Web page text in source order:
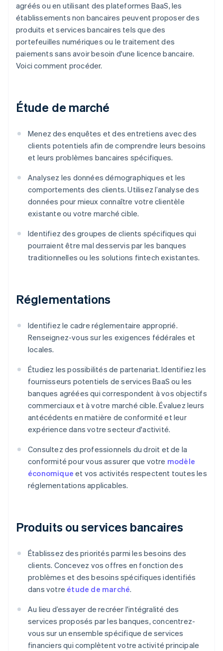
agréés ou en utilisant des plateformes BaaS, les
établissements non bancaires peuvent proposer des
produits et services bancaires tels que des
portefeuilles numériques ou le traitement des
paiements sans avoir besoin d'une licence bancaire.
Voici comment procéder.
Étude de marché
Menez des enquêtes et des entretiens avec des
clients potentiels afin de comprendre leurs besoins
et leurs problèmes bancaires spécifiques.
Analysez les données démographiques et les
comportements des clients. Utilisez l’analyse des
données pour mieux connaître votre clientèle
existante ou votre marché cible.
Identifiez des groupes de clients spécifiques qui
pourraient être mal desservis par les banques
traditionnelles ou les solutions fintech existantes.
Réglementations
Identifiez le cadre réglementaire approprié.
Renseignez-vous sur les exigences fédérales et
locales.
Étudiez les possibilités de partenariat. Identifiez les
fournisseurs potentiels de services BaaS ou les
banques agréées qui correspondent à vos objectifs
commerciaux et à votre marché cible. Évaluez leurs
antécédents en matière de conformité et leur
expérience dans votre secteur d'activité.
Consultez des professionnels du droit et de la
conformité pour vous assurer que votre modèle
économique et vos activités respectent toutes les
réglementations applicables.
Produits ou services bancaires
Établissez des priorités parmi les besoins des
clients. Concevez vos offres en fonction des
problèmes et des besoins spécifiques identifiés
dans votre étude de marché.
Au lieu d’essayer de recréer l'intégralité des
services proposés par les banques, concentrez-
vous sur un ensemble spécifique de services
financiers qui complètent votre activité principale